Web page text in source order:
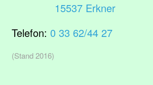
15537 Erkner
Telefon: 0 33 62/44 27
(Stand 2016)